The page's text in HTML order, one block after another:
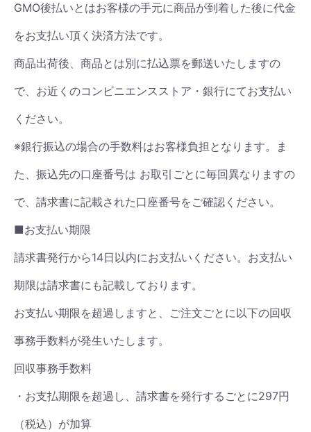
GMO後払いとはお客様の手元に商品が到着した後に代金
をお支払い頂く決済方法です。
商品出荷後、商品とは別に払込票を郵送いたしますの
で、お近くのコンビニエンスストア・銀行にてお支払い
ください。
※銀行振込の場合の手数料はお客様負担となります。ま
た、振込先の口座番号は お取引ごとに毎回異なりますの
で、請求書に記載された口座番号をご確認ください。
■お支払い期限
請求書発行から14日以内にお支払いください。お支払い
期限は請求書にも記載しております。
お支払い期限を超過しますと、ご注文ごとに以下の回収
事務手数料が発生いたします。
回収事務手数料
・お支払期限を超過し、請求書を発行するごとに297円
（税込）が加算